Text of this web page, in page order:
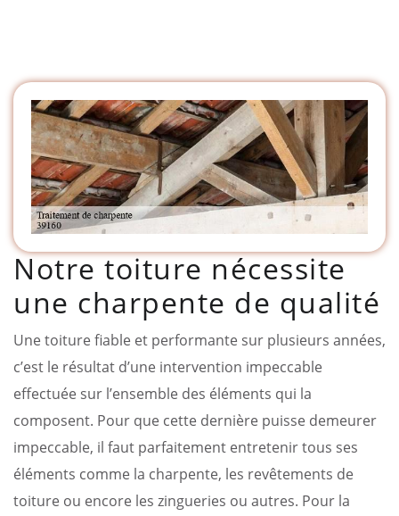
Notre toiture nécessite
une charpente de qualité
Une toiture fiable et performante sur plusieurs années,
c’est le résultat d’une intervention impeccable
effectuée sur l’ensemble des éléments qui la
composent. Pour que cette dernière puisse demeurer
impeccable, il faut parfaitement entretenir tous ses
éléments comme la charpente, les revêtements de
toiture ou encore les zingueries ou autres. Pour la